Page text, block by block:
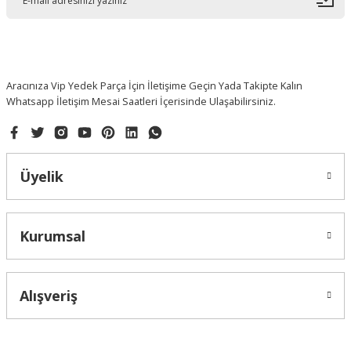
Aracınıza Vip Yedek Parça İçin İletişime Geçin Yada Takipte Kalın
Whatsapp İletişim Mesai Saatleri İçerisinde Ulaşabilirsiniz.
Üyelik
Kurumsal
Alışveriş